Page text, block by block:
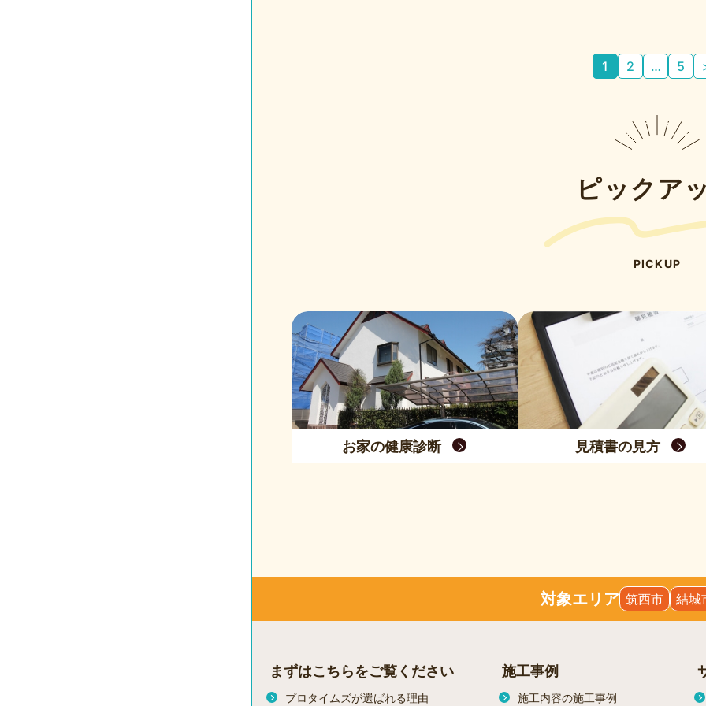
1 2 … 5
ピックア
PICKUP
お家の健康診断 見積書の見方
対象エリア 筑西市 結城
まずはこちらをご覧ください
プロタイムズが選ばれる理由
施工事例
施工内容の施工事例